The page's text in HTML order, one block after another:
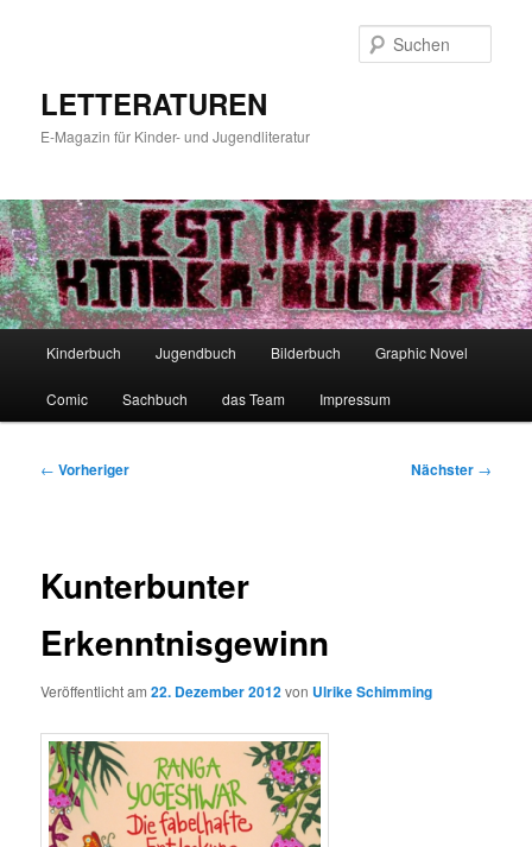
LETTERATUREN
E-Magazin für Kinder- und Jugendliteratur
Kinderbuch Jugendbuch Bilderbuch Graphic Novel
Comic Sachbuch das Team Impressum
Beitragsnavigation
← Vorheriger Nächster →
Kunterbunter
Erkenntnisgewinn
Veröffentlicht am22. Dezember 2012von Ulrike Schimming